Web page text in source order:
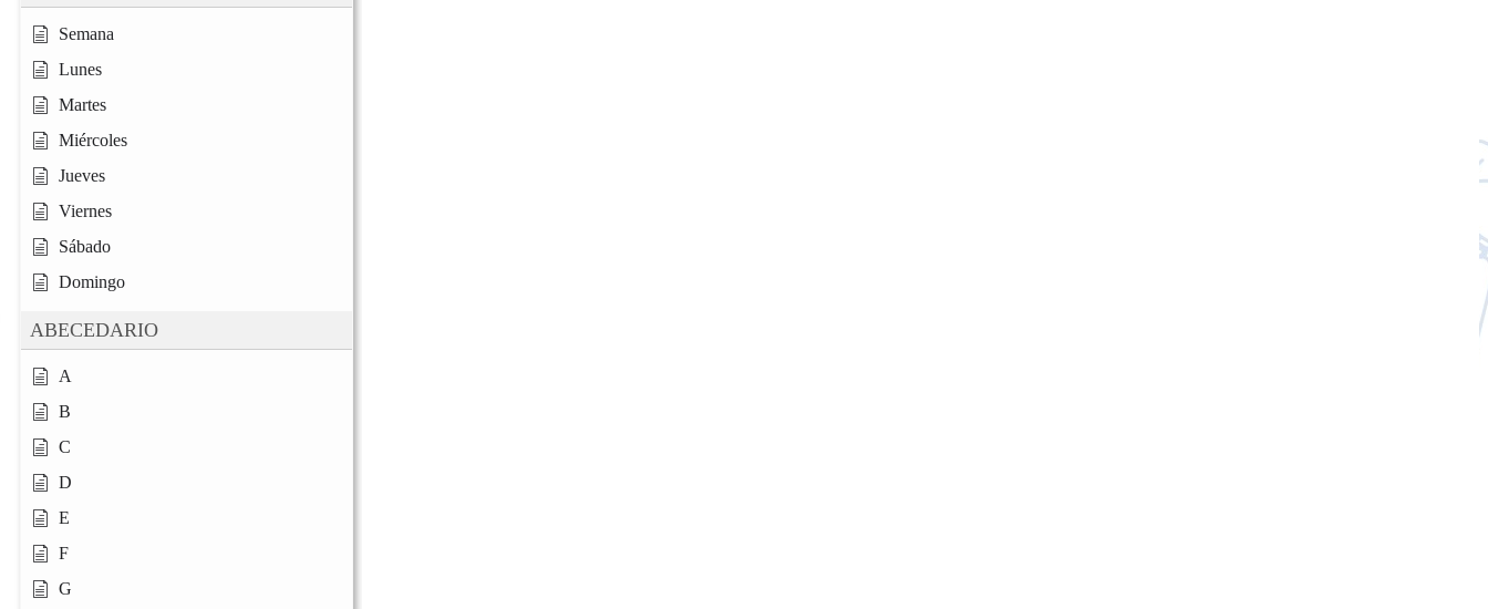
Semana
Lunes
Martes
Miércoles
Jueves
Viernes
Sábado
Domingo
ABECEDARIO
A
B
C
D
E
F
G